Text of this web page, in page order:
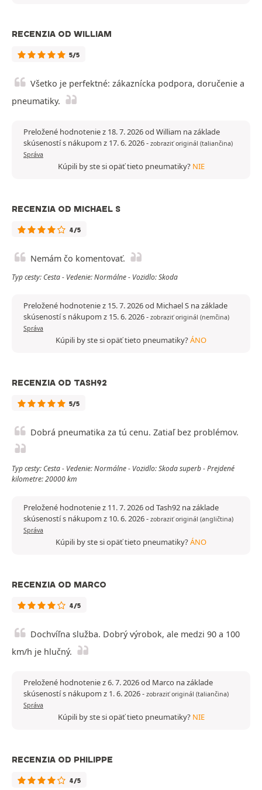
RECENZIA OD WILLIAM
5/5
Všetko je perfektné: zákaznícka podpora, doručenie a
pneumatiky.
Preložené hodnotenie z 18. 7. 2026 od William na základe
skúseností s nákupom z 17. 6. 2026- zobraziť originál (taliančina)
Správa
Kúpili by ste si opäť tieto pneumatiky? NIE
RECENZIA OD MICHAEL S
4/5
Nemám čo komentovať.
Typ cesty: Cesta - Vedenie: Normálne - Vozidlo: Skoda
Preložené hodnotenie z 15. 7. 2026 od Michael S na základe
skúseností s nákupom z 15. 6. 2026- zobraziť originál (nemčina)
Správa
Kúpili by ste si opäť tieto pneumatiky?ÁNO
RECENZIA OD TASH92
5/5
Dobrá pneumatika za tú cenu. Zatiaľ bez problémov.
Typ cesty: Cesta - Vedenie: Normálne - Vozidlo: Skoda superb - Prejdené
kilometre: 20000 km
Preložené hodnotenie z 11. 7. 2026 od Tash92 na základe
skúseností s nákupom z 10. 6. 2026- zobraziť originál (angličtina)
Správa
Kúpili by ste si opäť tieto pneumatiky?ÁNO
RECENZIA OD MARCO
4/5
Dochvíľna služba. Dobrý výrobok, ale medzi 90 a 100
km/h je hlučný.
Preložené hodnotenie z 6. 7. 2026 od Marco na základe
skúseností s nákupom z 1. 6. 2026- zobraziť originál (taliančina)
Správa
Kúpili by ste si opäť tieto pneumatiky? NIE
RECENZIA OD PHILIPPE
4/5